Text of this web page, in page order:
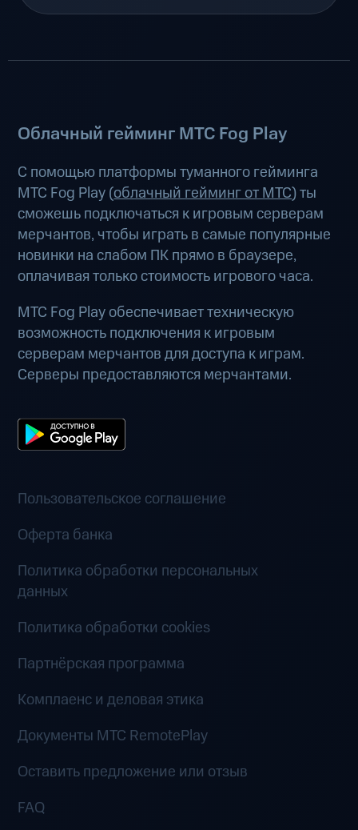
Облачный гейминг МТС Fog Play
С помощью платформы туманного гейминга
МТС Fog Play (облачный гейминг от МТС) ты
сможешь подключаться к игровым серверам
мерчантов, чтобы играть в самые популярные
новинки на слабом ПК прямо в браузере,
оплачивая только стоимость игрового часа.
МТС Fog Play обеспечивает техническую
возможность подключения к игровым
серверам мерчантов для доступа к играм.
Серверы предоставляются мерчантами.
Пользовательское соглашение
Оферта банка
Политика обработки персональных
данных
Политика обработки cookies
Партнёрская программа
Комплаенс и деловая этика
Документы MTC RemotePlay
Оставить предложение или отзыв
FAQ